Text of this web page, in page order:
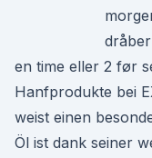
en time eller 2 før
Hanfprodukte bei
weist einen
Öl ist dank seiner